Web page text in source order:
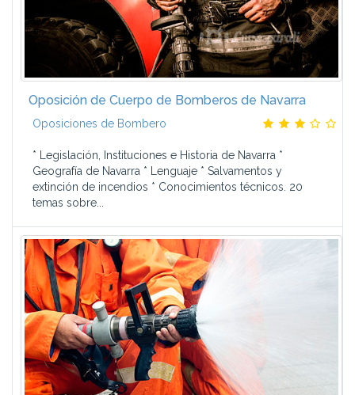
Oposición de Cuerpo de Bomberos de Navarra
Oposiciones de Bombero
* Legislación, Instituciones e Historia de Navarra *
Geografía de Navarra * Lenguaje * Salvamentos y
extinción de incendios * Conocimientos técnicos. 20
temas sobre...